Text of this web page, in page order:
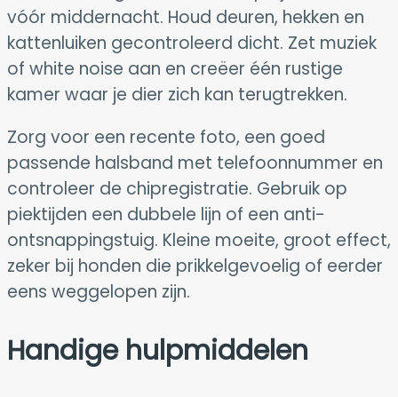
vóór middernacht. Houd deuren, hekken en
kattenluiken gecontroleerd dicht. Zet muziek
of white noise aan en creëer één rustige
kamer waar je dier zich kan terugtrekken.
Zorg voor een recente foto, een goed
passende halsband met telefoonnummer en
controleer de chipregistratie. Gebruik op
piektijden een dubbele lijn of een anti-
ontsnappingstuig. Kleine moeite, groot effect,
zeker bij honden die prikkelgevoelig of eerder
eens weggelopen zijn.
Handige hulpmiddelen